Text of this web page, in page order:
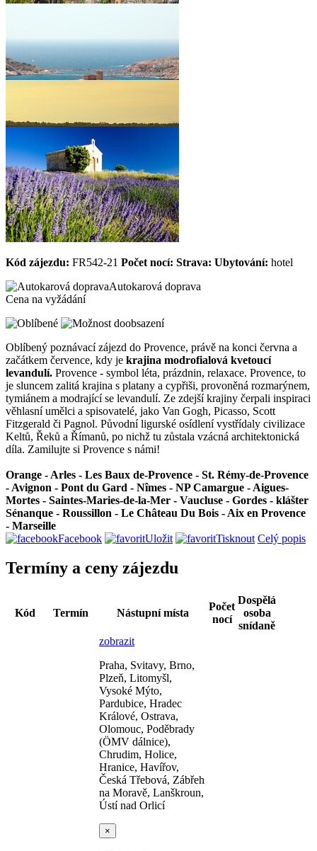
Kód zájezdu: FR542-21 Počet nocí: Strava: Ubytování: hotel
Autokarová doprava
Cena na vyžádání
Oblíbený poznávací zájezd do Provence, právě na konci června a
začátkem července, kdy je krajina modrofialová kvetoucí
levandulí. Provence - symbol léta, prázdnin, relaxace. Provence, to
je sluncem zalitá krajina s platany a cypřiši, provoněná rozmarýnem,
tymiánem a modrající se levandulí. Ze zdejší krajiny čerpali inspiraci
věhlasní umělci a spisovatelé, jako Van Gogh, Picasso, Scott
Fitzgerald či Pagnol. Původní ligurské osídlení vystřídaly civilizace
Keltů, Řeků a Římanů, po nichž tu zůstala vzácná architektonická
díla. Zamilujte si Provence s námi!
Orange - Arles - Les Baux de-Provence - St. Rémy-de-Provence
- Avignon - Pont du Gard - Nîmes - NP Camargue - Aigues-
Mortes - Saintes-Maries-de-la-Mer - Vaucluse - Gordes - klášter
Sénanque - Roussillon - Le Château Du Bois - Aix en Provence
- Marseille
Facebook
Uložit Tisknout Celý popis
Termíny a ceny zájezdu
Kód Termín Nástupní místa
Počet
nocí
Dospělá
osoba
snídaně
zobrazit
Praha, Svitavy, Brno,
Plzeň, Litomyšl,
Vysoké Mýto,
Pardubice, Hradec
Králové, Ostrava,
Olomouc, Poděbrady
(ÖMV dálnice),
Chrudim, Holice,
Hranice, Havířov,
Česká Třebová, Zábřeh
na Moravě, Lanškroun,
Ústí nad Orlicí
×